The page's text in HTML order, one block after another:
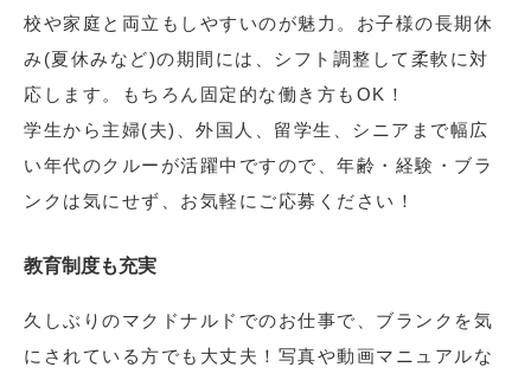
校や家庭と両立もしやすいのが魅力。お子様の長期休
み(夏休みなど)の期間には、シフト調整して柔軟に対
応します。もちろん固定的な働き方もOK！
学生から主婦(夫)、外国人、留学生、シニアまで幅広
い年代のクルーが活躍中ですので、年齢・経験・ブラ
ンクは気にせず、お気軽にご応募ください！
教育制度も充実
久しぶりのマクドナルドでのお仕事で、ブランクを気
にされている方でも大丈夫！写真や動画マニュアルな